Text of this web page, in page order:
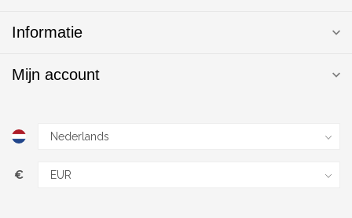
Informatie
Mijn account
€